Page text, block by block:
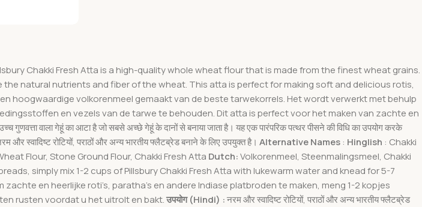
Chakki Fresh Atta is a high-quality whole wheat flour that is made from the finest wheat grains.
natural nutrients and fiber of the wheat. This atta is perfect for making soft and delicious rotis,
hoogwaardige volkorenmeel gemaakt van de beste tarwekorrels. Het wordt verwerkt met behulp
en vezels van de tarwe te behouden. Dit atta is perfect voor het maken van zachte en
गुणवत्ता वाला गेहूं का आटा है जो सबसे अच्छे गेहूं के दानों से बनाया जाता है। यह एक पारंपरिक पत्थर पीसने की विधि का उपयोग करके
और स्वादिष्ट रोटियों, पराठों और अन्य भारतीय फ्लैटब्रेड बनाने के लिए उपयुक्त है। Alternative Names : Hinglish : Chakki
Flour, Stone Ground Flour, Chakki Fresh Atta Dutch:Volkorenmeel, Steenmalingsmeel, Chakki
simply mix 1-2 cups of Pillsbury Chakki Fresh Atta with lukewarm water and knead for 5-7
zachte en heerlijke roti’s, paratha’s en andere Indiase platbroden te maken, meng 1-2 kopjes
rusten voordat u het uitrolt en bakt.उपयोग (Hindi) :नरम और स्वादिष्ट रोटियों, पराठों और अन्य भारतीय फ्लैटब्रेड